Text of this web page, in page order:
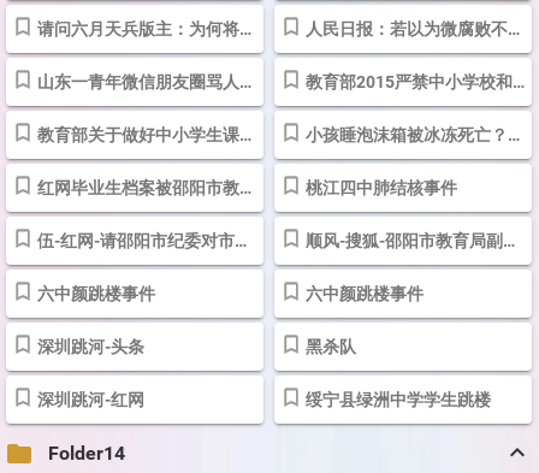
请问六月天兵版主：为何将我高山旗手这篇正能量帖子上锁没置不能回复... 人民日报：若以为微腐败不算啥事
山东一青年微信朋友圈骂人，被判朋友圈道歉3天赔1500元 教育部2015严禁中小学校和在职中小学教师有偿补课的规定
教育部关于做好中小学生课后服务工作的指导意见 小孩睡泡沫箱被冰冻死亡？事实是溺水身亡
红网毕业生档案被邵阳市教育局弄丢，读研在即入学困难 桃江四中肺结核事件
伍-红网-请邵阳市纪委对市教育局副局长汤策程违纪违规一案从严惩处！-... 顺风-搜狐-邵阳市教育局副局长汤策程公车私用违规酒驾！说好的“八项...
六中颜跳楼事件 六中颜跳楼事件
深圳跳河-头条 黑杀队
深圳跳河-红网 绥宁县绿洲中学学生跳楼
folder Folder14 keyboard_arrow_up